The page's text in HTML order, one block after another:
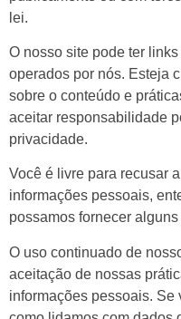
lei.
O nosso site pode ter
operados por nós. Esteja
sobre o conteúdo e
aceitar responsabilidade
privacidade.
Você é livre para recusar
informações pessoais,
possamos fornecer
O uso continuado de
aceitação de nossas
informações pessoais.